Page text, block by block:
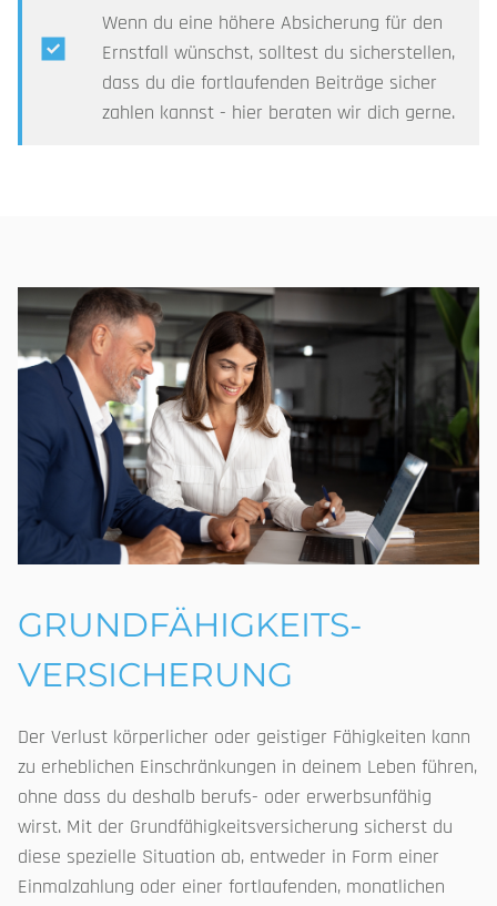
EINZELFONDVERMITTLUNG
Bankwesen
Kontakt
Wenn du eine höhere Absicherung für den
Ernstfall wünschst, solltest du sicherstellen,
dass du die fortlaufenden Beiträge sicher
zahlen kannst - hier beraten wir dich gerne.
GRUND­FÄHIGKEITS­
VERSICHERUNG
Der Verlust körperlicher oder geistiger Fähigkeiten kann
zu erheblichen Einschränkungen in deinem Leben führen,
ohne dass du deshalb berufs- oder erwerbsunfähig
wirst. Mit der Grundfähigkeitsversicherung sicherst du
diese spezielle Situation ab, entweder in Form einer
Einmalzahlung oder einer fortlaufenden, monatlichen